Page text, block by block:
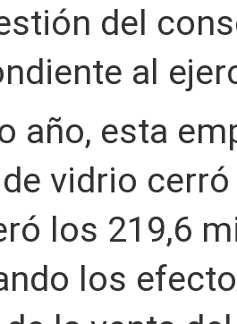
del
al
año, esta
vidrio
los 219,6
los